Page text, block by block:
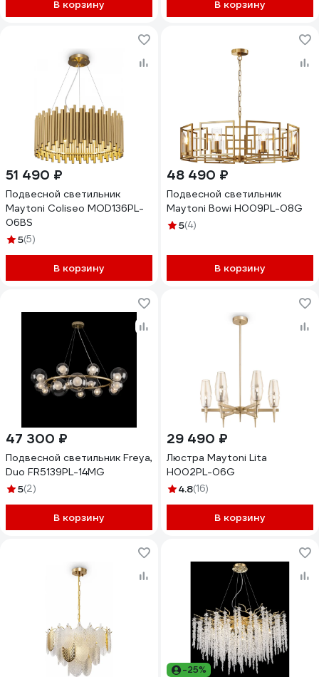
В корзину В корзину
51 490 ₽
Подвесной светильник
Maytoni Coliseo MOD136PL-
06BS
5(5)
В корзину
48 490 ₽
Подвесной светильник
Maytoni Bowi H009PL-08G
5(4)
В корзину
47 300 ₽
Подвесной светильник Freya,
Duo FR5139PL-14MG
5(2)
В корзину
29 490 ₽
Люстра Maytoni Lita
H002PL-06G
4.8(16)
В корзину
-25%